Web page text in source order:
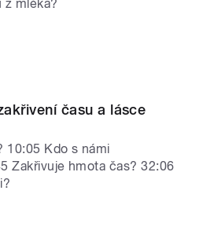
z mléka?
času a lásce
10:05 Kdo s námi
Zakřivuje hmota čas? 32:06